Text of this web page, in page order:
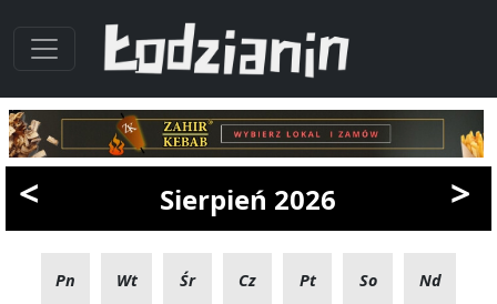
< Sierpień 2026 >
Pn Wt Śr Cz Pt So Nd